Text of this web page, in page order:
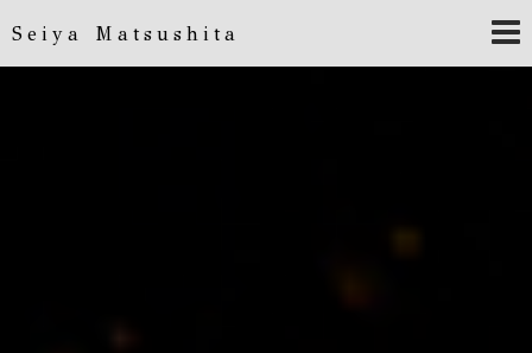
Seiya Matsushita